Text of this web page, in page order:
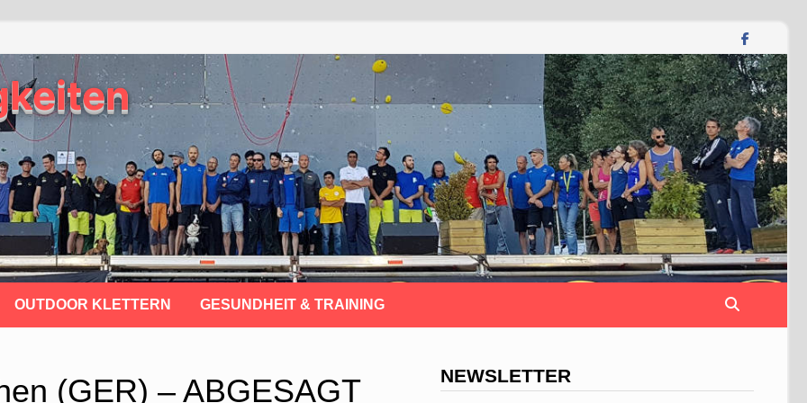
OUTDOOR KLETTERN GESUNDHEIT & TRAINING
(GER) – ABGESAGT NEWSLETTER